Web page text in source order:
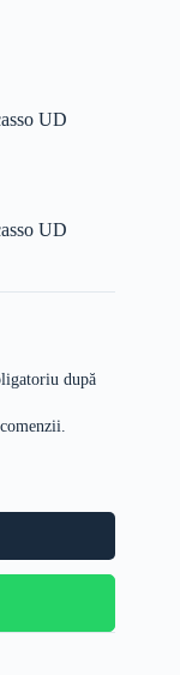
UD
UD
după